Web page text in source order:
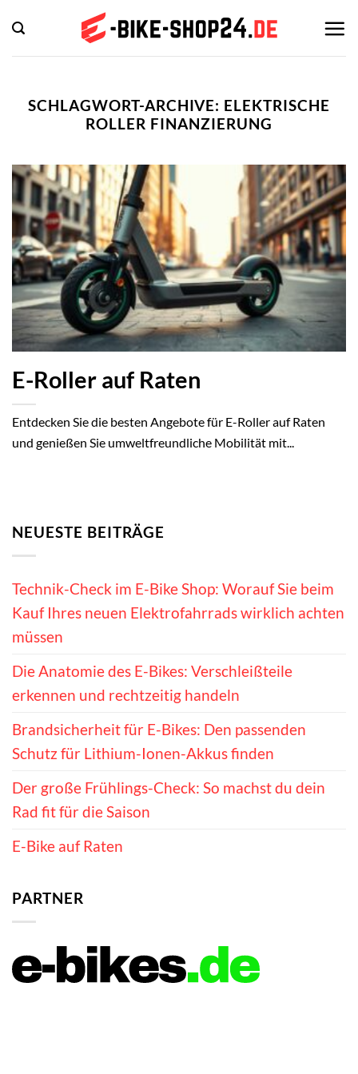
Inhalt
springen
SCHLAGWORT-ARCHIVE: ELEKTRISCHE
ROLLER FINANZIERUNG
E-Roller auf Raten
Entdecken Sie die besten Angebote für E-Roller auf Raten
und genießen Sie umweltfreundliche Mobilität mit...
NEUESTE BEITRÄGE
Technik-Check im E-Bike Shop: Worauf Sie beim
Kauf Ihres neuen Elektrofahrrads wirklich achten
müssen
Die Anatomie des E-Bikes: Verschleißteile
erkennen und rechtzeitig handeln
Brandsicherheit für E-Bikes: Den passenden
Schutz für Lithium-Ionen-Akkus finden
Der große Frühlings-Check: So machst du dein
Rad fit für die Saison
E-Bike auf Raten
PARTNER